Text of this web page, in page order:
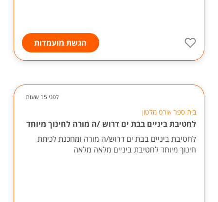
הגשת מועמדות
לפני 15 שעות
בית ספר אורט מלטון
לחטיבת ביניים בבת ים דרוש /ה מורה לחינוך מיוחד
לחטיבת ביניים בבת ים דרוש/ה מורה ומחכנת לכיתת
חינוך מיוחד לחטיבת ביניים מלאה מלאה